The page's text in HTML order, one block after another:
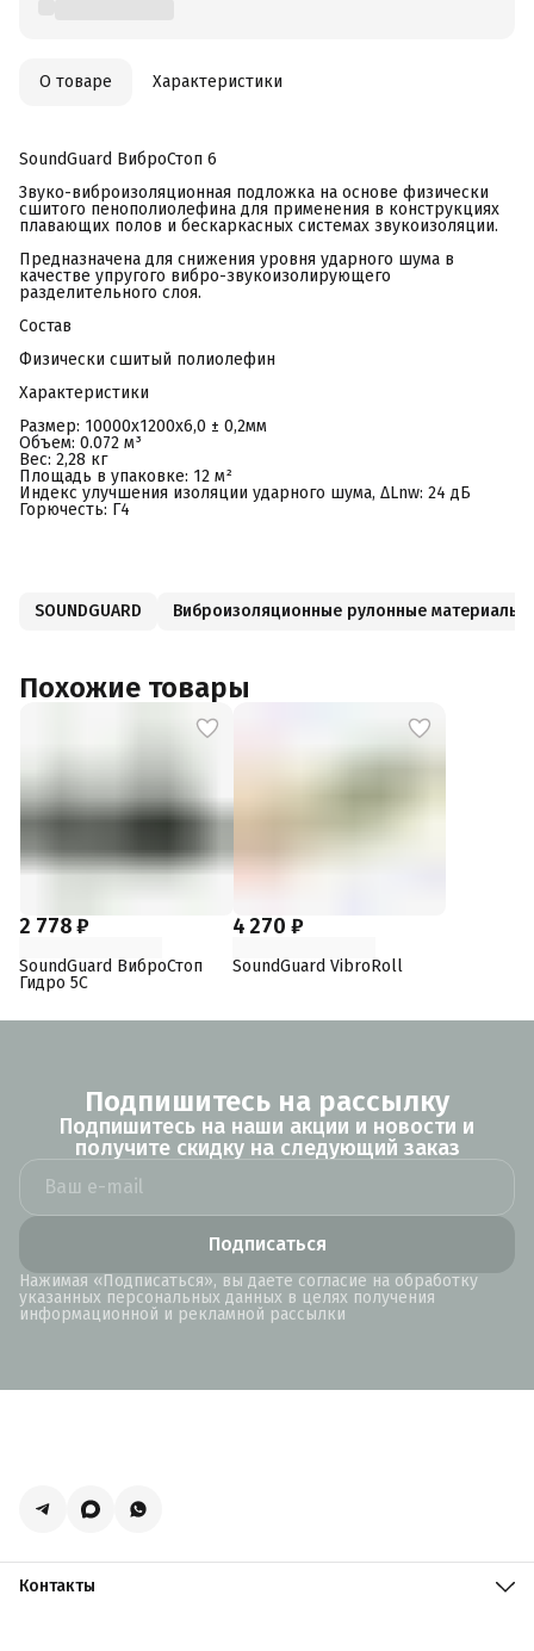
О товаре Характеристики
SoundGuard ВиброСтоп 6
Звуко-виброизоляционная подложка на основе физически
сшитого пенополиолефина для применения в конструкциях
плавающих полов и бескаркасных системах звукоизоляции.
Предназначена для снижения уровня ударного шума в
качестве упругого вибро-звукоизолирующего
разделительного слоя.
Состав
Физически сшитый полиолефин
Характеристики
Размер: 10000х1200х6,0 ± 0,2мм
Объем: 0.072 м³
Вес: 2,28 кг
Площадь в упаковке: 12 м²
Индекс улучшения изоляции ударного шума, ΔLnw: 24 дБ
Горючесть: Г4
SOUNDGUARD Виброизоляционные рулонные материалы
Похожие товары
2 778 ₽
SoundGuard ВиброСтоп
Гидро 5С
4 270 ₽
SoundGuard VibroRoll
Подпишитесь на рассылку
Подпишитесь на наши акции и новости и
получите скидку на следующий заказ
Подписаться
Нажимая «Подписаться», вы даете согласие на обработку
указанных персональных данных в целях получения
информационной и рекламной рассылки
Контакты